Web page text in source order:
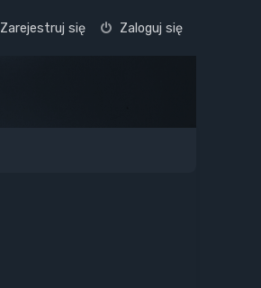
Zaloguj się
Zarejestruj się